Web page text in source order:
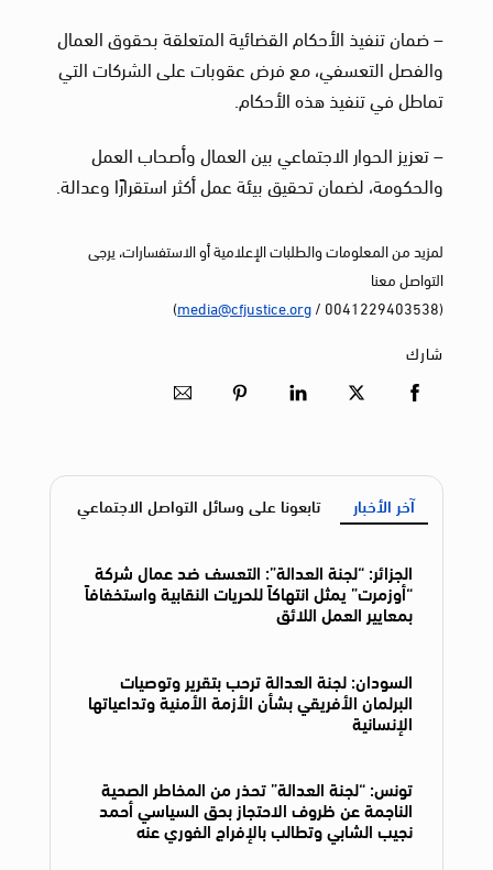
– ضمان تنفيذ الأحكام القضائية المتعلقة بحقوق العمال
والفصل التعسفي، مع فرض عقوبات على الشركات التي
تماطل في تنفيذ هذه الأحكام.
– تعزيز الحوار الاجتماعي بين العمال وأصحاب العمل
والحكومة، لضمان تحقيق بيئة عمل أكثر استقرارًا وعدالة.
لمزيد من المعلومات والطلبات الإعلامية أو الاستفسارات، يرجى
التواصل معنا
(0041229403538 /
media@cfjustice.org
)
شارك
آخر الأخبار تابعونا على وسائل التواصل الاجتماعي
الجزائر: “لجنة العدالة”: التعسف ضد عمال شركة
“أوزمرت” يمثل انتهاكاً للحريات النقابية واستخفافاً
بمعايير العمل اللائق
السودان: لجنة العدالة ترحب بتقرير وتوصيات
البرلمان الأفريقي بشأن الأزمة الأمنية وتداعياتها
الإنسانية
تونس: “لجنة العدالة” تحذر من المخاطر الصحية
الناجمة عن ظروف الاحتجاز بحق السياسي أحمد
نجيب الشابي وتطالب بالإفراج الفوري عنه